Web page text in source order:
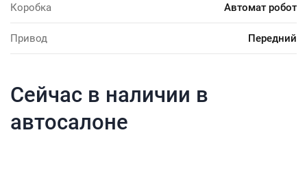
Коробка Автомат робот
Привод Передний
Сейчас в наличии в
автосалоне